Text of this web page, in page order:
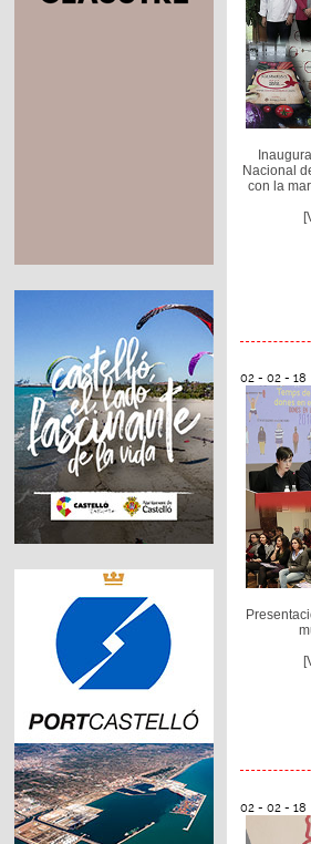
Nacional
con la
02 - 02 - 18
02 - 02 - 18